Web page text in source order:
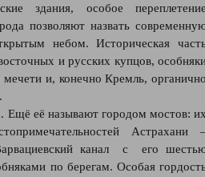
здания, особое
позволяют назвать
небом. Историческая
и русских купцов,
и, конечно Кремль,
Ещё её называют городом мостов:
Астрахани
канал с его
по берегам. Особая